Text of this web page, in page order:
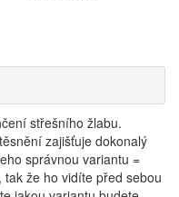
střešního žlabu.
zajišťuje dokonalý
správnou variantu =
že ho vidíte před sebou